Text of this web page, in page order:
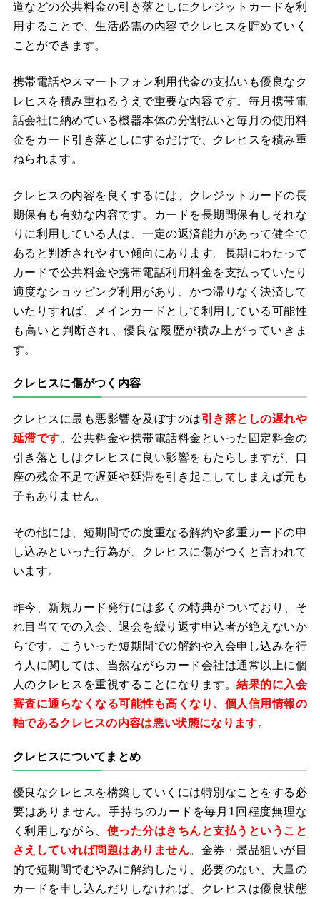
道などの公共料金の引き落としにクレジットカードを利
用することで、生活必需の内容でクレヒスを貯めていく
ことができます。
携帯電話やスマートフォン利用代金の支払いも優良なク
レヒスを積み重ねるうえで重要な内容です。毎月携帯電
話会社に納めている機器本体の分割払いと毎月の使用料
金をカード引き落としにするだけで、クレヒスを積み重
ねられます。
クレヒスの内容を良くするには、クレジットカードの長
期保有も有効な内容です。カードを長期間保有しそれな
りに利用している人は、一定の返済能力があって健全で
あると判断されやすい傾向にあります。長期にわたって
カードで公共料金や携帯電話利用料金を支払っていたり
適度なショッピング利用があり、かつ滞りなく決済して
いたりすれば、メインカードとして利用している可能性
も高いと判断され、優良な履歴が積み上がっていきま
す。
クレヒスに傷がつく内容
クレヒスに最も悪影響を及ぼすのは引き落としの遅れや
延滞です。公共料金や携帯電話料金といった固定料金の
引き落としはクレヒスに良い影響をもたらしますが、口
座の残金不足で遅延や延滞を引き起こしてしまえば元も
子もありません。
その他には、短期間での度重なる解約や多重カードの申
し込みといった行為が、クレヒスに傷がつくと言われて
います。
昨今、新規カード発行には多くの特典がついており、そ
れ目当てでの入会、退会を繰り返す申込者が絶えないか
らです。こういった短期間での解約や入会申し込みを行
う人に関しては、当然ながらカード会社は通常以上に個
人のクレヒスを重視することになります。結果的に入会
審査に通らなくなる可能性も高くなり、個人信用情報の
軸であるクレヒスの内容は悪い状態になります。
クレヒスについてまとめ
優良なクレヒスを構築していくには特別なことをする必
要はありません。手持ちのカードを毎月1回程度無理な
く利用しながら、 使った分はきちんと支払うということ
さえしていれば問題はありません。金券・景品狙いが目
的で短期間でむやみに解約したり、必要のない、大量の
カードを申し込んだりしなければ、クレヒスは優良状態